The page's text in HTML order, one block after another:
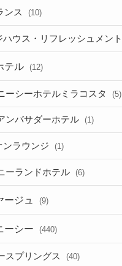
ンス (10)
ハウス・リフレッシュメント
テル (12)
ーシーホテルミラコスタ (5)
ンバサダーホテル (1)
ンラウンジ (1)
ーランドホテル (6)
ージュ (9)
ーシー (440)
スプリングス (40)